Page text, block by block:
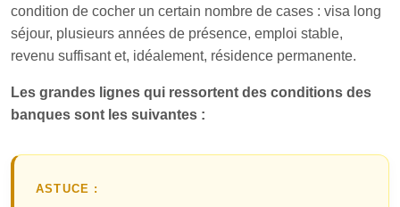
condition de cocher un certain nombre de cases : visa long
séjour, plusieurs années de présence, emploi stable,
revenu suffisant et, idéalement, résidence permanente.
Les grandes lignes qui ressortent des conditions des
banques sont les suivantes :
ASTUCE :